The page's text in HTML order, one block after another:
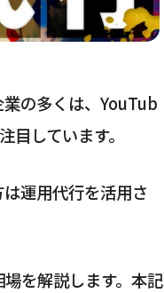
の多くは、YouTub
しています。
運用代行を活用さ
を解説します。本記